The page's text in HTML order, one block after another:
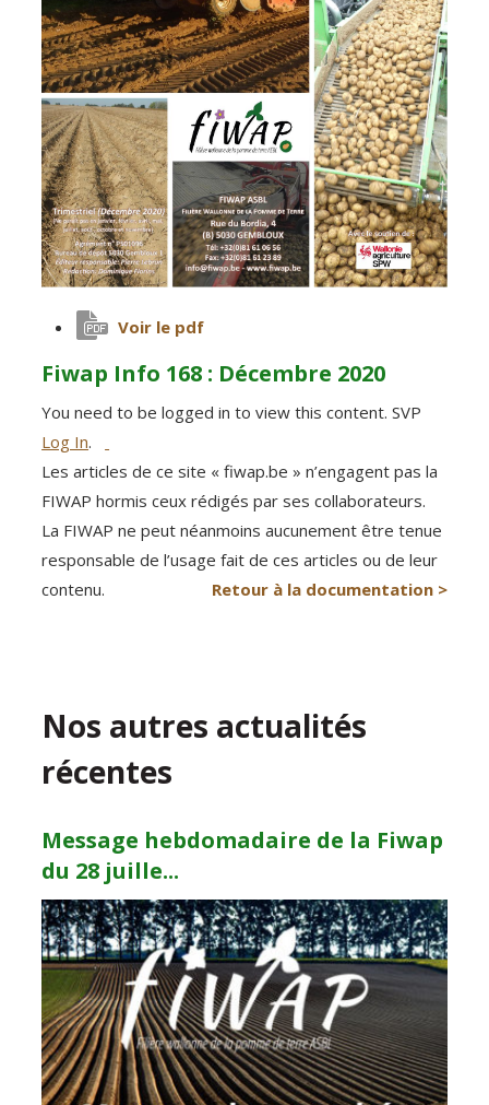
Voir le pdf
Fiwap Info 168 : Décembre 2020
You need to be logged in to view this content. SVP
Log In.
Les articles de ce site « fiwap.be » n’engagent pas la
FIWAP hormis ceux rédigés par ses collaborateurs.
La FIWAP ne peut néanmoins aucunement être tenue
responsable de l’usage fait de ces articles ou de leur
contenu.
Retour à la documentation >
Nos autres actualités
récentes
Message hebdomadaire de la Fiwap
du 28 juille...